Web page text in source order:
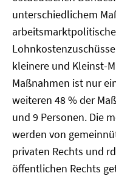
unterschiedlichem
kleinere und Kleinst-
Maßnahmen ist nur
weiteren 48 % der
und 9 Personen. Die
werden von
privaten Rechts und
öffentlichen Rechts